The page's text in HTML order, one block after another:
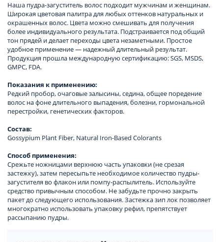
Наша пудра-загуститель волос подходит мужчинам и женщинам.
Широкая цветовая палитра для любых оттенков натуральных и
окрашенных волос. Цвета можно смешивать для получения
более индивидуального результата. Подстраивается под общий
тон прядей и делает переходы цвета незаметными. Простое
удобное применение — надежный длительный результат.
Продукция прошла международную сертификацию: SGS, MSDS,
GMPC, FDA.
Показания к применению:
Редкий пробор, очаговые залысины, седина, общее поредение
волос на фоне длительного выпадения, болезни, гормональной
перестройки, генетических факторов.
Состав:
Gossypium Plant Fiber, Natural Iron-Based Colorants
Способ применения:
Срежьте ножницами верхнюю часть упаковки (не срезая
застежку), затем пересыпьте необходимое количество пудры-
загустителя во флакон или помпу-распылитель. Используйте
средство привычным способом. Не забудьте прочно закрыть
пакет до следующего использования. Застежка зип лок позволяет
многократно использовать упаковку рефил, препятствует
рассыпанию пудры.